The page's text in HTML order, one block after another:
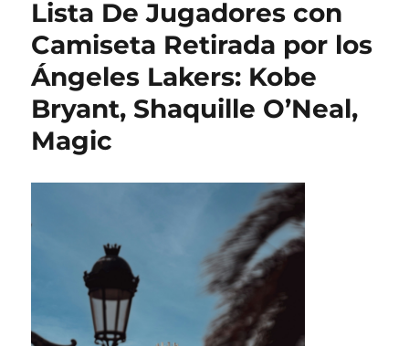
Lista De Jugadores con
Camiseta Retirada por los
Ángeles Lakers: Kobe
Bryant, Shaquille O’Neal,
Magic